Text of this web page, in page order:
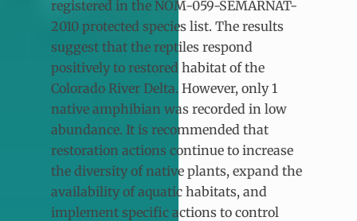
registered in the NOM-059-SEMARNAT-
2010 protected species list. The results
suggest that the reptiles respond
positively to restored habitat of the
Colorado River Delta. However, only 1
native amphibian was recorded in low
abundance. It is recommended that
restoration actions continue to increase
the diversity of native plants, expand the
availability of aquatic habitats, and
implement specific actions to control